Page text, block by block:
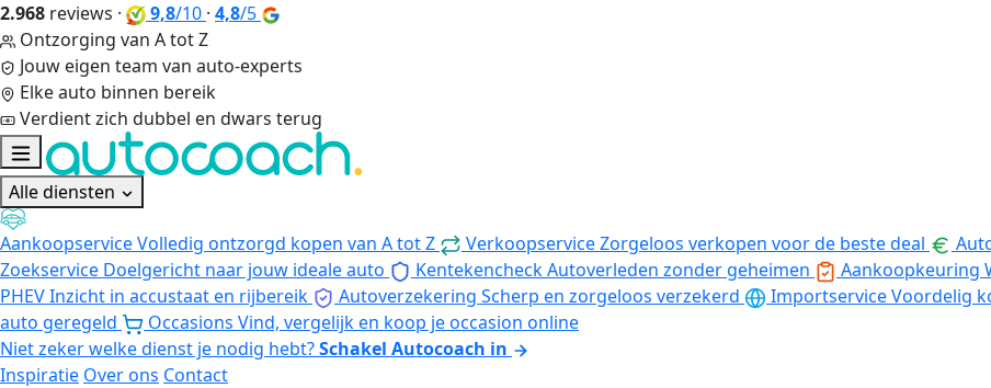
2.968 reviews · 9,8/10 · 4,8/5
Ontzorging van A tot Z
Jouw eigen team van auto-experts
Elke auto binnen bereik
Verdient zich dubbel en dwars terug
Alle diensten
AankoopserviceVolledig ontzorgd kopen van A tot Z VerkoopserviceZorgeloos verkopen voor de beste deal
Zoekservice Doelgericht naar jouw ideale auto KentekencheckAutoverleden zonder geheimen Aankoopkeuring
PHEVInzicht in accustaat en rijbereik Autoverzekering Scherp en zorgeloos verzekerd ImportserviceVoordelig
auto geregeld
Occasions Vind, vergelijk en koop je occasion online
Niet zeker welke dienst je nodig hebt?Schakel Autocoach in
Inspiratie Over ons Contact